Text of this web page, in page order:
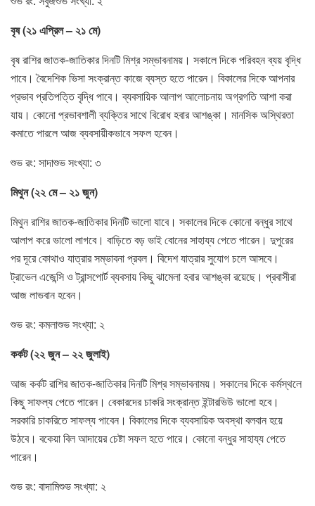
বৃষ (২১ এপ্রিল – ২১ মে)
বৃষ রাশির জাতক-জাতিকার দিনটি মিশ্র সম্ভাবনাময়। সকালে দিকে পরিবহন ব্যয় বৃদ্ধি
পাবে। বৈদেশিক ভিসা সংক্রান্ত কাজে ব্যস্ত হতে পারেন। বিকালের দিকে আপনার
প্রভাব প্রতিপত্তি বৃদ্ধি পাবে। ব্যবসায়িক আলাপ আলোচনায় অগ্রগতি আশা করা
যায়। কোনো প্রভাবশালী ব্যক্তির সাথে বিরোধ হবার আশঙ্কা। মানসিক অস্থিরতা
কমাতে পারলে আজ ব্যবসায়ীকভাবে সফল হবেন।
শুভ রং: সাদাশুভ সংখ্যা: ৩
মিথুন (২২ মে – ২১ জুন)
মিথুন রাশির জাতক-জাতিকার দিনটি ভালো যাবে। সকালের দিকে কোনো বন্ধুর সাথে
আলাপ করে ভালো লাগবে। বাড়িতে বড় ভাই বোনের সাহায্য পেতে পারেন। দুপুরের
পর দূরে কোথাও যাত্রার সম্ভাবনা প্রবল। বিদেশ যাত্রার সুযোগ চলে আসবে।
ট্রাভেল এজেন্সি ও ট্রান্সপোর্ট ব্যবসায় কিছু ঝামেলা হবার আশঙ্কা রয়েছে। প্রবাসীরা
আজ লাভবান হবেন।
শুভ রং: কমলাশুভ সংখ্যা: ২
কর্কট (২২ জুন – ২২ জুলাই)
আজ কর্কট রাশির জাতক-জাতিকার দিনটি মিশ্র সম্ভাবনাময়। সকালের দিকে কর্মস্থলে
কিছু সাফল্য পেতে পারেন। বেকারদের চাকরি সংক্রান্ত ইন্টারভিউ ভালো হবে।
সরকারি চাকরিতে সাফল্য পাবেন। বিকালের দিকে ব্যবসায়িক অবস্থা বলবান হয়ে
উঠবে। বকেয়া বিল আদায়ের চেষ্টা সফল হতে পারে। কোনো বন্ধুর সাহায্য পেতে
পারেন।
শুভ রং: বাদামিশুভ সংখ্যা: ২